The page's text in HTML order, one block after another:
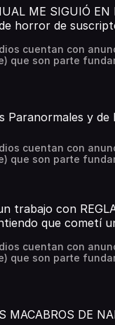
like.Los estaré
una
ME SIGUIÓ EN
horror de
cuentan con
que son parte
en pie. Espero estén
Nos
del Abismo.
📌 ¿Tienes una
a:
Paranormales y
cuentan con
que son parte
en pie. Un gusto
las siguientes
📌 ¿Tienes una
a:
acast.com/privacy
trabajo con
que cometí
cuentan con
que son parte
en pie. Excelente
disfruten la siguiente
Siempre estoy
paranormal?
MACABROS DE